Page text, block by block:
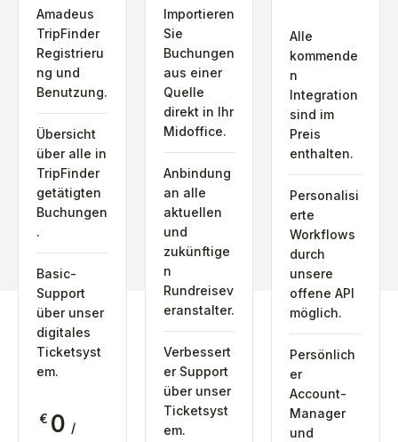
€ 0 /
Amadeus
TripFinder
Registrieru
ng und
Benutzung.
Übersicht
über alle in
TripFinder
getätigten
Buchungen
.
Basic-
Support
über unser
digitales
Ticketsyst
em.
Importieren
Sie
Buchungen
aus einer
Quelle
direkt in Ihr
Midoffice.
Anbindung
an alle
aktuellen
und
zukünftige
n
Rundreisev
eranstalter.
Verbessert
er Support
über unser
Ticketsyst
em.
Alle
kommende
n
Integration
sind im
Preis
enthalten.
Personalisi
erte
Workflows
durch
unsere
offene API
möglich.
Persönlich
er
Account-
Manager
und